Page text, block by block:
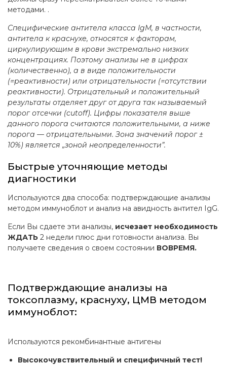
методами. .
Специфические антитела класса IgM, в частности,
антитела к краснухе, относятся к факторам,
циркулирующим в крови экстремально низких
концентрациях. Поэтому анализы не в цифрах
(количественно), а в виде положительности
(=реактивности) или отрицательности (=отсутствии
реактивности). Отрицательный и положительный
результаты отделяет друг от друга так называемый
порог отсечки (cutoff). Цифры показателя выше
данного порога считаются положительными, а ниже
порога — отрицательными. Зона значений порог ±
10%) является „зоной неопределенности”.
Быстрые уточняющие методы
диагностики
Используются два способа: подтверждающие анализы
методом иммуноблот и анализ на авидность антител IgG.
Если Вы сдаете эти анализы, исчезает необходимость
ЖДАТЬ 2 недели плюс дни готовности анализа. Вы
получаете сведения о своем состоянии ВОВРЕМЯ.
Подтверждающие анализы на
токсоплазму, краснуху, ЦМВ методом
иммуноблот:
Используются рекомбинантные антигены
Высокочувствительный и специфичный тест!